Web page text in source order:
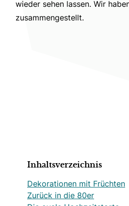
wieder sehen lassen. Wir
zusammengestellt.
Inhaltsverzeichnis
Dekorationen mit Früchten
Zurück in die 80er